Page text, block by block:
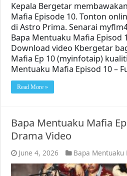
Kepala Bergetar
Mafia Episode 10. Tonton
di Astro Prima. Senarai
Bapa Mentuaku Mafia Episod
Download video Kbergetar
Mafia Ep 10 (myinfotaip)
Mentuaku Mafia Episod 10 –
Read More »
Bapa Mentuaku Mafia
Drama Video
June 4, 2026 Bapa Mentuaku